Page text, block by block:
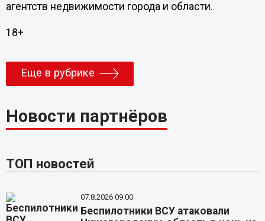
агентств недвижимости города и области.
18+
Еще в рубрике
Новости партнёров
ТОП новостей
07.8.2026 09:00
Беспилотники ВСУ атаковали